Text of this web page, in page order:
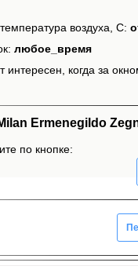
воздуха, С:
любое_время
когда за
Ermenegildo
по кнопке: